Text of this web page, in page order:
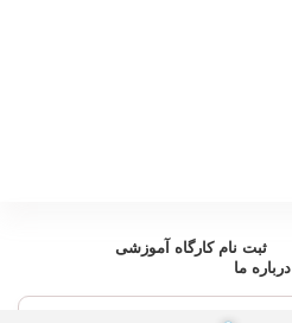
ثبت نام کارگاه آموزشی
درباره ما